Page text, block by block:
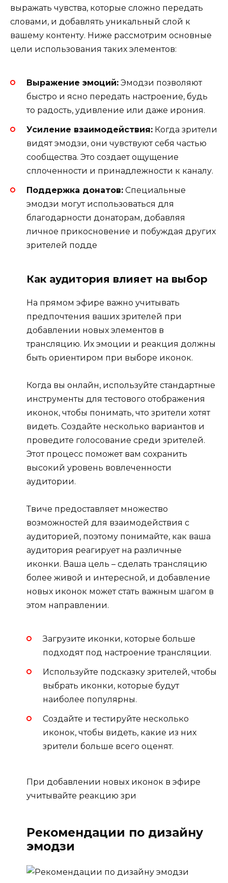
выражать чувства, которые сложно передать
словами, и добавлять уникальный слой к
вашему контенту. Ниже рассмотрим основные
цели использования таких элементов:
Выражение эмоций: Эмодзи позволяют
быстро и ясно передать настроение, будь
то радость, удивление или даже ирония.
Усиление взаимодействия: Когда зрители
видят эмодзи, они чувствуют себя частью
сообщества. Это создает ощущение
сплоченности и принадлежности к каналу.
Поддержка донатов: Специальные
эмодзи могут использоваться для
благодарности донаторам, добавляя
личное прикосновение и побуждая других
зрителей подде
Как аудитория влияет на выбор
На прямом эфире важно учитывать
предпочтения ваших зрителей при
добавлении новых элементов в
трансляцию. Их эмоции и реакция должны
быть ориентиром при выборе иконок.
Когда вы онлайн, используйте стандартные
инструменты для тестового отображения
иконок, чтобы понимать, что зрители хотят
видеть. Создайте несколько вариантов и
проведите голосование среди зрителей.
Этот процесс поможет вам сохранить
высокий уровень вовлеченности
аудитории.
Твиче предоставляет множество
возможностей для взаимодействия с
аудиторией, поэтому понимайте, как ваша
аудитория реагирует на различные
иконки. Ваша цель – сделать трансляцию
более живой и интересной, и добавление
новых иконок может стать важным шагом в
этом направлении.
Загрузите иконки, которые больше
подходят под настроение трансляции.
Используйте подсказку зрителей, чтобы
выбрать иконки, которые будут
наиболее популярны.
Создайте и тестируйте несколько
иконок, чтобы видеть, какие из них
зрители больше всего оценят.
При добавлении новых иконок в эфире
учитывайте реакцию зри
Рекомендации по дизайну
эмодзи